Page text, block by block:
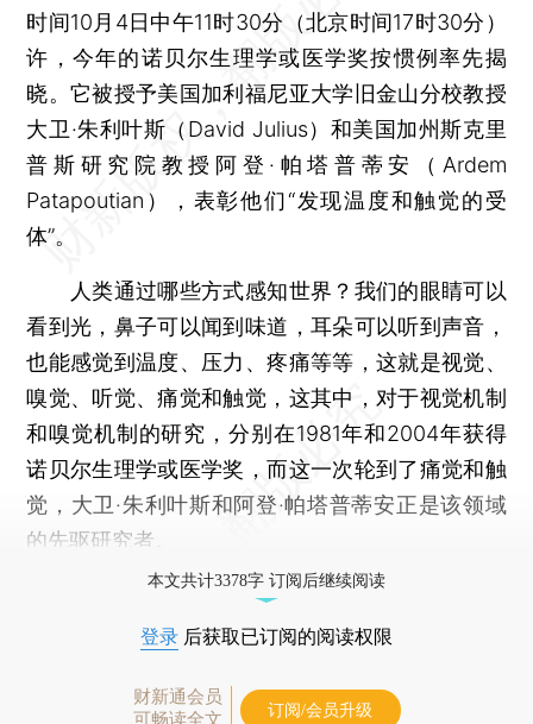
时间10月4日中午11时30分（北京时间17时30分）
许，今年的诺贝尔生理学或医学奖按惯例率先揭
晓。它被授予美国加利福尼亚大学旧金山分校教授
大卫·朱利叶斯（David Julius）和美国加州斯克里
普斯研究院教授阿登·帕塔普蒂安（Ardem
Patapoutian），表彰他们“发现温度和触觉的受
体”。
人类通过哪些方式感知世界？我们的眼睛可以
看到光，鼻子可以闻到味道，耳朵可以听到声音，
也能感觉到温度、压力、疼痛等等，这就是视觉、
嗅觉、听觉、痛觉和触觉，这其中，对于视觉机制
和嗅觉机制的研究，分别在1981年和2004年获得
诺贝尔生理学或医学奖，而这一次轮到了痛觉和触
觉，大卫·朱利叶斯和阿登·帕塔普蒂安正是该领域
的先驱研究者。
本文共计3378字 订阅后继续阅读
登录 后获取已订阅的阅读权限
财新通会员
可畅读全文
订阅/会员升级